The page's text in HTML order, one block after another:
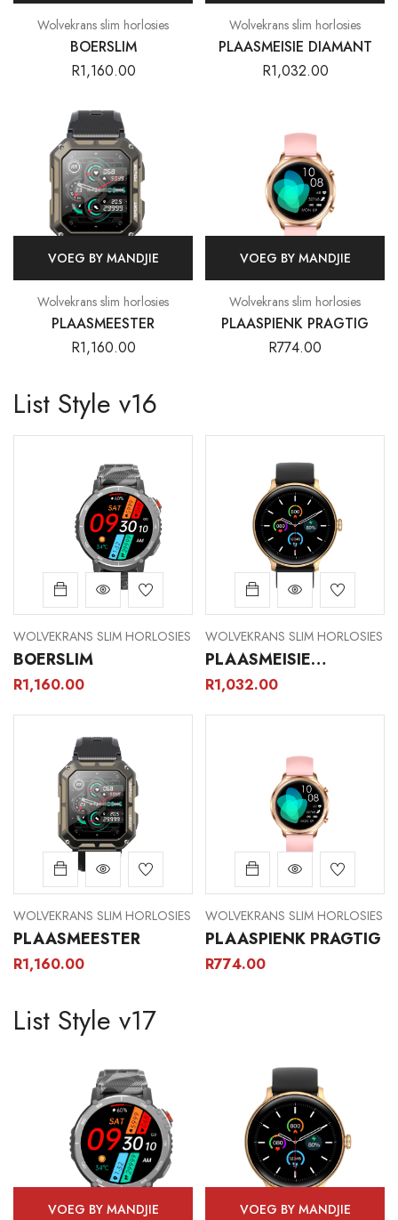
Wolvekrans slim horlosies
BOERSLIM
R1,160.00
Wolvekrans slim horlosies
PLAASMEISIE DIAMANT
R1,032.00
VOEG BY MANDJIE
Wolvekrans slim horlosies
PLAASMEESTER
R1,160.00
VOEG BY MANDJIE
Wolvekrans slim horlosies
PLAASPIENK PRAGTIG
R774.00
List Style v16
WOLVEKRANS SLIM HORLOSIES
BOERSLIM
R1,160.00
WOLVEKRANS SLIM HORLOSIES
PLAASMEISIE
DIAMANT
R1,032.00
WOLVEKRANS SLIM HORLOSIES
PLAASMEESTER
R1,160.00
WOLVEKRANS SLIM HORLOSIES
PLAASPIENK PRAGTIG
R774.00
List Style v17
VOEG BY MANDJIE VOEG BY MANDJIE